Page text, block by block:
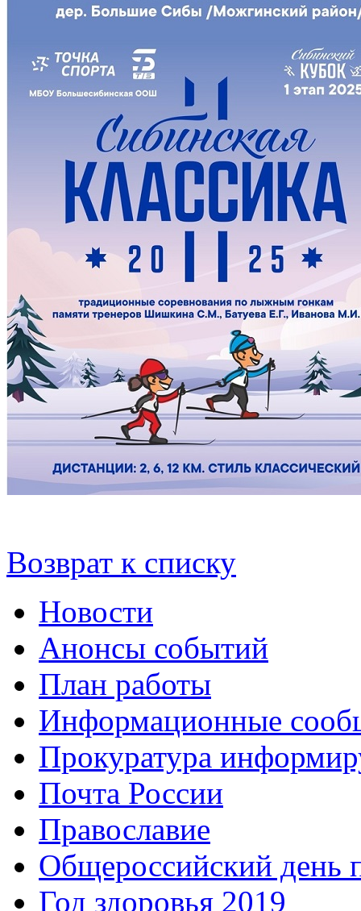
Возврат к списку
Новости
Анонсы событий
План работы
Информационные
Прокуратура
Почта России
Православие
Общероссийский день
Год здоровья 2019